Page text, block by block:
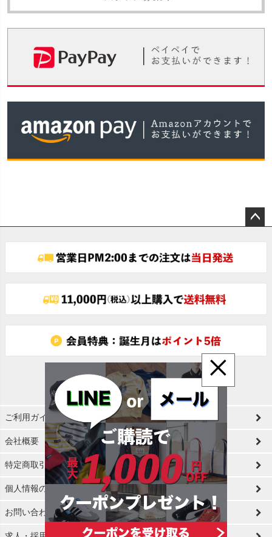
×
へ
ご利用ガイド
会社概要
特定商取引法に基づく表示
個人情報の取扱
お問い合わせ